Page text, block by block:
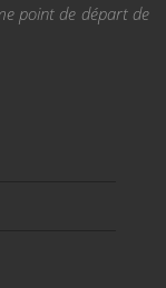
point de départ de